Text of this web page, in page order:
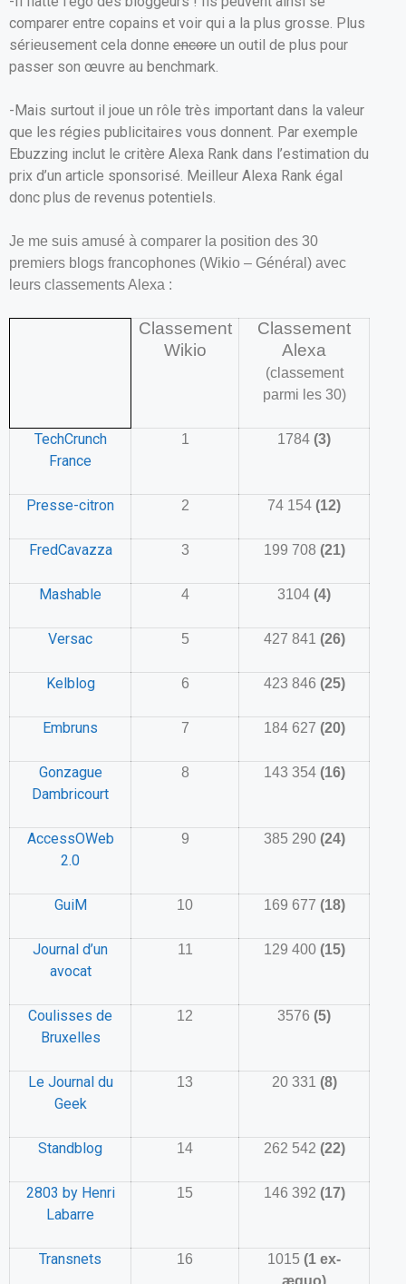
comparer entre copains et voir qui a la plus grosse. Plus
sérieusement cela donne encore un outil de plus pour
passer son œuvre au benchmark.
-Mais surtout il joue un rôle très important dans la valeur
que les régies publicitaires vous donnent. Par exemple
Ebuzzing inclut le critère Alexa Rank dans l’estimation du
prix d’un article sponsorisé. Meilleur Alexa Rank égal
donc plus de revenus potentiels.
Je me suis amusé à comparer la position des 30
premiers blogs francophones (Wikio – Général) avec
leurs classements Alexa :
Classement
Wikio
Classement
Alexa
(classement
parmi les 30)
TechCrunch
France
1 1784 (3)
Presse-citron 2 74 154 (12)
FredCavazza 3 199 708 (21)
Mashable 4 3104 (4)
Versac 5 427 841 (26)
Kelblog 6 423 846 (25)
Embruns 7 184 627 (20)
Gonzague
Dambricourt
8 143 354 (16)
AccessOWeb
2.0
9 385 290 (24)
GuiM 10 169 677 (18)
Journal d’un
avocat
11 129 400 (15)
Coulisses de
Bruxelles
12 3576 (5)
Le Journal du
Geek
13 20 331 (8)
Standblog 14 262 542 (22)
2803 by Henri
Labarre
15 146 392 (17)
Transnets 16 1015 (1 ex-
æquo)